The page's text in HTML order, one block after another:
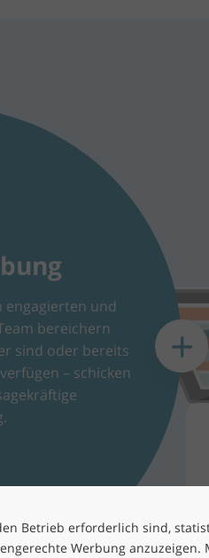
Betrieb erforderlich sind,
Werbung
engagierten und
bereichern
sind oder bereits
– schicken